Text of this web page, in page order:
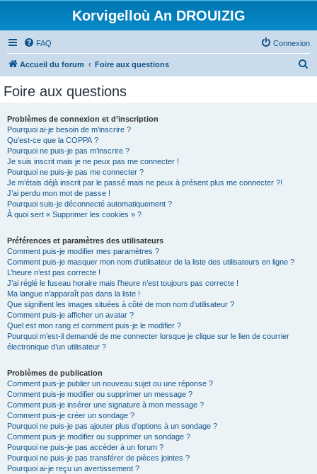
Korvigelloù An DROUIZIG
FAQ Connexion
Accueil du forum Foire aux questions
Foire aux questions
Problèmes de connexion et d’inscription
Pourquoi ai-je besoin de m’inscrire ?
Qu’est-ce que la COPPA ?
Pourquoi ne puis-je pas m’inscrire ?
Je suis inscrit mais je ne peux pas me connecter !
Pourquoi ne puis-je pas me connecter ?
Je m’étais déjà inscrit par le passé mais ne peux à présent plus me connecter ?!
J’ai perdu mon mot de passe !
Pourquoi suis-je déconnecté automatiquement ?
À quoi sert « Supprimer les cookies » ?
Préférences et paramètres des utilisateurs
Comment puis-je modifier mes paramètres ?
Comment puis-je masquer mon nom d’utilisateur de la liste des utilisateurs en ligne ?
L’heure n’est pas correcte !
J’ai réglé le fuseau horaire mais l’heure n’est toujours pas correcte !
Ma langue n’apparaît pas dans la liste !
Que signifient les images situées à côté de mon nom d’utilisateur ?
Comment puis-je afficher un avatar ?
Quel est mon rang et comment puis-je le modifier ?
Pourquoi m’est-il demandé de me connecter lorsque je clique sur le lien de courrier
électronique d’un utilisateur ?
Problèmes de publication
Comment puis-je publier un nouveau sujet ou une réponse ?
Comment puis-je modifier ou supprimer un message ?
Comment puis-je insérer une signature à mon message ?
Comment puis-je créer un sondage ?
Pourquoi ne puis-je pas ajouter plus d’options à un sondage ?
Comment puis-je modifier ou supprimer un sondage ?
Pourquoi ne puis-je pas accéder à un forum ?
Pourquoi ne puis-je pas transférer de pièces jointes ?
Pourquoi ai-je reçu un avertissement ?